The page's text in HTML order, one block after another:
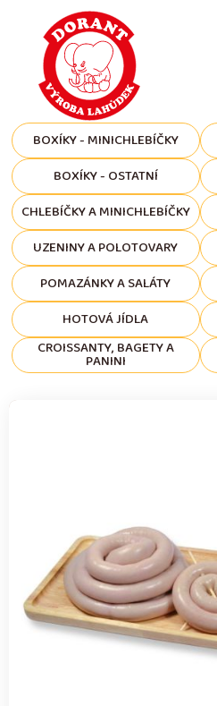
BOXÍKY - MINICHLEBÍČKY
BOXÍKY - OSTATNÍ
CHLEBÍČKY A MINICHLEBÍČKY
UZENINY A POLOTOVARY
POMAZÁNKY A SALÁTY
HOTOVÁ JÍDLA
CROISSANTY, BAGETY A
PANINI